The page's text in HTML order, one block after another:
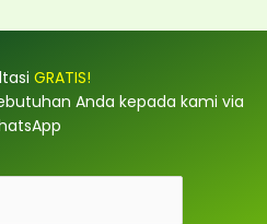
GRATIS!
Anda kepada kami via